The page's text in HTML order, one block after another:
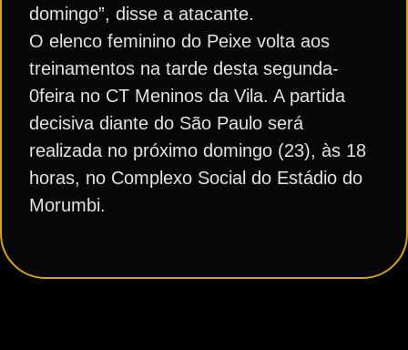
domingo”, disse a atacante.
O elenco feminino do Peixe volta aos
treinamentos na tarde desta segunda-
0feira no CT Meninos da Vila. A partida
decisiva diante do São Paulo será
realizada no próximo domingo (23), às 18
horas, no Complexo Social do Estádio do
Morumbi.